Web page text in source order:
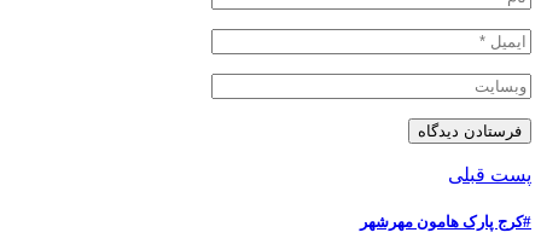
پست قبلی
#کرج پارک هامون مهرشهر